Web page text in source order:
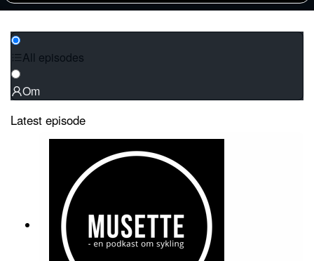
All episodes
Om
Latest episode